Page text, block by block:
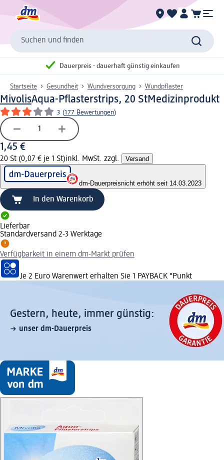
Suchen und finden
Dauerpreis - dauerhaft günstig einkaufen
Startseite Gesundheit Wundversorgung Wundpflaster
MivolisAqua-Pflasterstrips, 20 StMedizinprodukt
3 (177 Bewertungen)
1,45 €
20 St (0,07 € je 1 St)inkl. MwSt. zzgl. Versand
dm-Dauerpreisnicht erhöht seit 14.03.2023
In den Warenkorb
Lieferbar
Standardversand 2-3 Werktage
Verfügbarkeit in einem dm-Markt prüfen
Je 2 Euro Warenwert erhalten Sie 1 PAYBACK °Punkt
Gestern, heute, immer günstig:
unser dm-Dauerpreis